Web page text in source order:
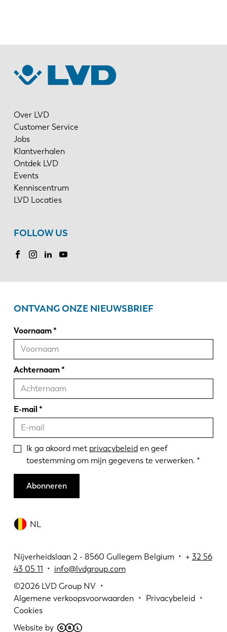
Over LVD
Customer Service
Jobs
Klantverhalen
Ontdek LVD
Events
Kenniscentrum
LVD Locaties
FOLLOW US
NL
Nijverheidslaan 2 - 8560 Gullegem Belgium • + 32 56
43 05 11 • info@lvdgroup.com
©2026 LVD Group NV
Algemene verkoopsvoorwaarden
Privacybeleid
Cookies
Website by
ONTVANG ONZE NIEUWSBRIEF
Voornaam
Achternaam
E-mail
Ik ga akoord met privacybeleid en geef
toestemming om mijn gegevens te verwerken.
Abonneren